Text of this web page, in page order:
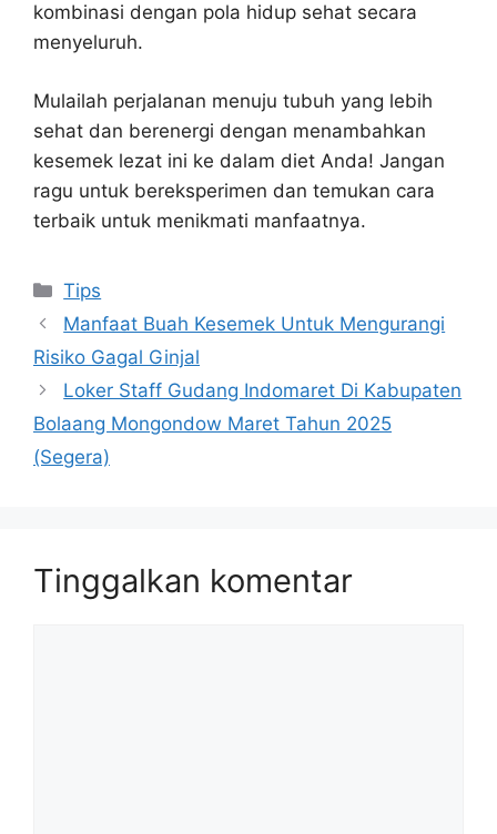
kombinasi dengan pola hidup sehat secara
menyeluruh.
Mulailah perjalanan menuju tubuh yang lebih
sehat dan berenergi dengan menambahkan
kesemek lezat ini ke dalam diet Anda! Jangan
ragu untuk bereksperimen dan temukan cara
terbaik untuk menikmati manfaatnya.
Kategori
Tips
Manfaat Buah Kesemek Untuk Mengurangi
Risiko Gagal Ginjal
Loker Staff Gudang Indomaret Di Kabupaten
Bolaang Mongondow Maret Tahun 2025
(Segera)
Tinggalkan komentar